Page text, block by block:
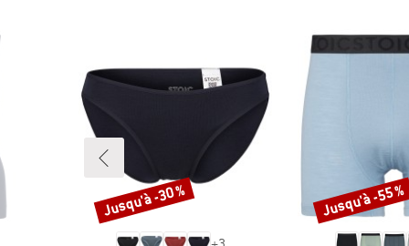
Remise
Jusqu'à -30 % Remise
Jusqu'à -55 %